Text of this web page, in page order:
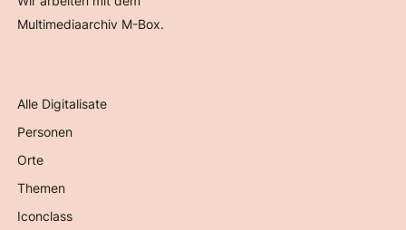
Multimediaarchiv M-Box.
Alle Digitalisate
Personen
Orte
Themen
Iconclass